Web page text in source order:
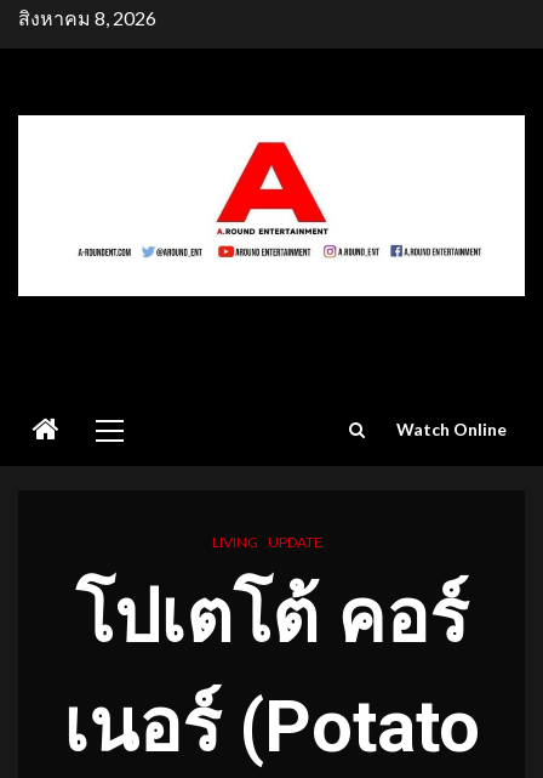
Skipสิงหาคม 8, 2026
Menu
Watch Online
LIVING UPDATE
โปเตโต้ คอร์
เนอร์ (Potato